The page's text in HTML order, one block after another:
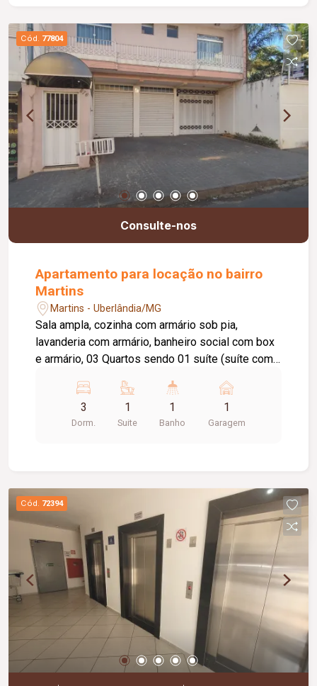
garagem . Condomínio: água , gás canalizado , 02
elevadores , varanda gourmet privativa ,
brinquedoteca , área gourmet com churrasqueira ,
piscina e banheiros . Localizado em um dos
principais bairros , próximo a vários comércios
locais , região central .Não perca esta
oportunidade de locação, agende já sua visita e
entre em contato para mais informações! Cond
aprox. 164,00 + 36,26 de fundo de reserva
Cód. 77804
Consulte-nos
Apartamento para locação no bairro
Martins
Martins - Uberlândia/MG
Sala ampla, cozinha com armário sob pia,
lavanderia com armário, banheiro social com box
e armário, 03 Quartos sendo 01 suíte (suíte com
condomínio incluso.
3
Dorm.
1
Suite
1
Banho
1
Garagem
Cód. 72394